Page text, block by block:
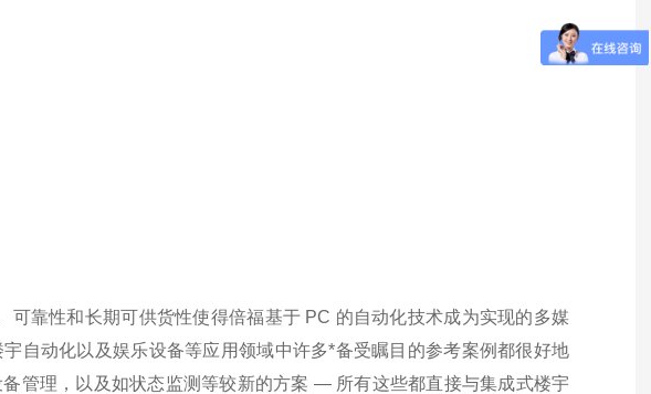
靠性和长期可供货性使得倍福基于 PC 的自动化技术成为实现的多媒
自动化以及娱乐设备等应用领域中许多*备受瞩目的参考案例都很好地
管理，以及如状态监测等较新的方案 — 所有这些都直接与集成式楼宇